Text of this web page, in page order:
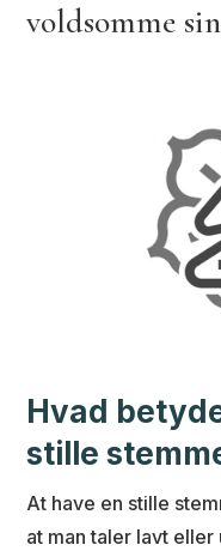
voldsomme
Hvad
stille
At have en stille
at man taler lavt